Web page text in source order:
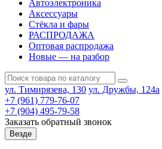
Автоэлектроника
Аксессуары
Стёкла и фары
РАСПРОДАЖА
Оптовая распродажа
Новые — на разбор
ул. Тимирязева, 130 ул. Дружбы, 124а
+7 (961) 779-76-07
+7 (904) 495-79-58
Заказать обратный звонок
Везде